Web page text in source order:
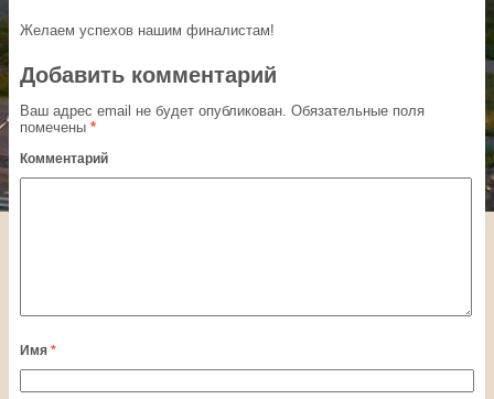
Желаем успехов нашим финалистам!
Добавить комментарий
Ваш адрес email не будет опубликован. Обязательные поля
помечены *
Комментарий
Имя *